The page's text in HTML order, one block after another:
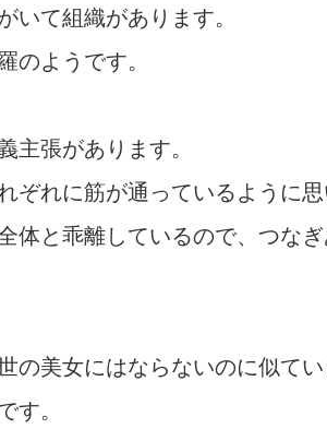
いて組織があります。
のようです。
主張があります。
れに筋が通っているように思
体と乖離しているので、つな
美女にはならないのに似てい
す。